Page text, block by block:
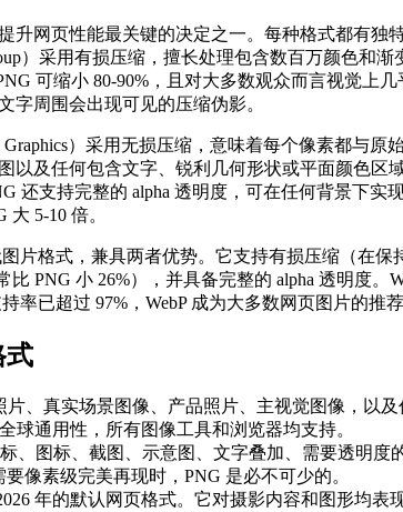
升网页性能最关键的决定之一。每种格式都有独
）采用有损压缩，擅长处理包含数百万颜色和
可缩小 80-90%，且对大多数观众而言视觉上
字周围会出现可见的压缩伪影。
Graphics）采用无损压缩，意味着每个像素都与
以及任何包含文字、锐利几何形状或平面颜色区
还支持完整的 alpha 透明度，可在任何背景下
大 5-10 倍。
图片格式，兼具两者优势。它支持有损压缩（在保
比 PNG 小 26%），并具备完整的 alpha 透明度。
率已超过 97%，WebP 成为大多数网页图片的推荐
式
片、真实场景图像、产品照片、主视觉图像，以
球通用性，所有图像工具和浏览器均支持。
、图标、截图、示意图、文字叠加、需要透明度
像素级完美再现时，PNG 是必不可少的。
年的默认网页格式。它对摄影内容和图形均表